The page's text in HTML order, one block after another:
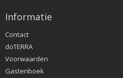
Informatie
Contact
doTERRA
Voorwaarden
Gastenboek